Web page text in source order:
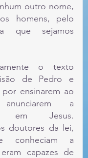
outro nome,
homens, pelo
que sejamos
de Pedro e
ensinarem ao
a
em Jesus.
doutores da lei,
conheciam a
capazes de